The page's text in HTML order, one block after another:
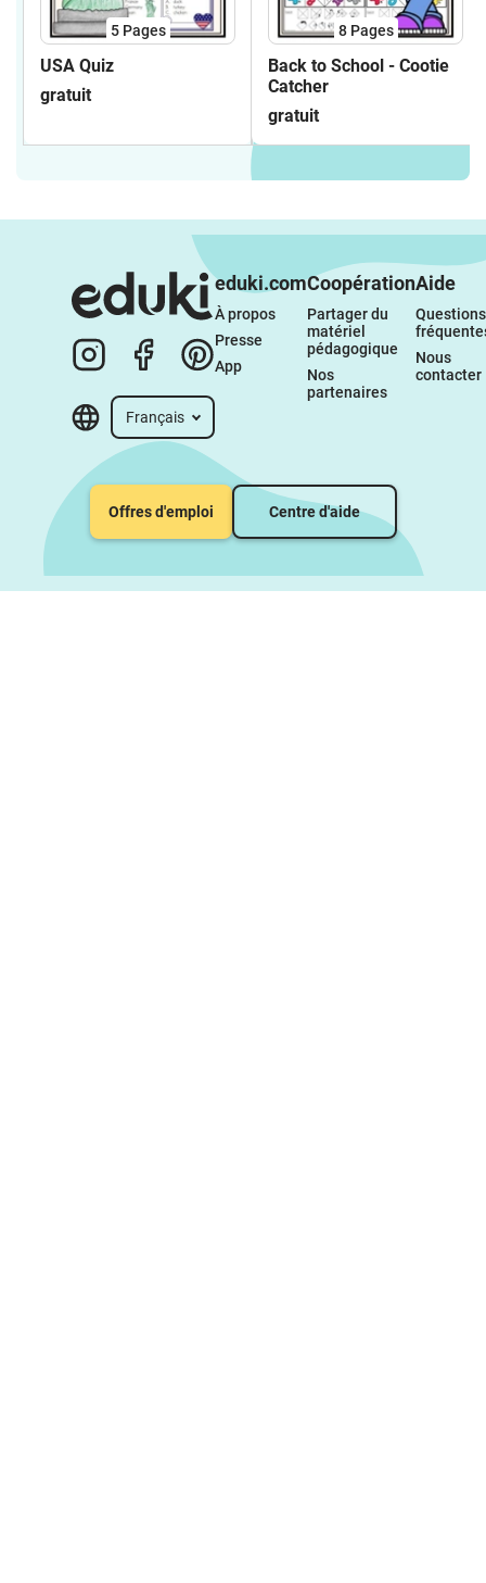
5 Pages
USA Quiz
gratuit
8 Pages
Back to School - Cootie
Catcher
gratuit
Français
eduki.com
À propos
Presse
App
Coopération
Partager du
matériel
pédagogique
Nos
partenaires
Aide
Questions
Nous
contacter
Offres d'emploi Centre d'aide